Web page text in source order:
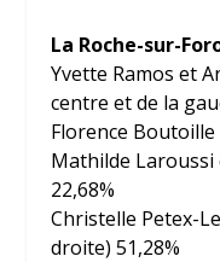
La Roche-sur-
Yvette Ramos et
centre et de la
Florence Boutoille
Mathilde Laroussi
22,68%
Christelle Petex-
droite) 51,28%